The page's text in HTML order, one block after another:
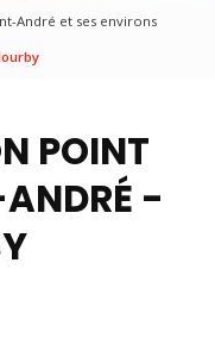
André et ses environs
POINT
-